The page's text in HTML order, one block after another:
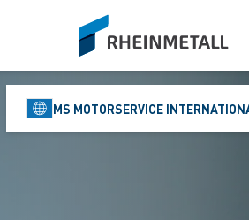
siteLogo
MS MOTORSERVICE